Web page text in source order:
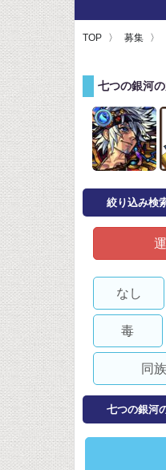
TOP 募集
七つの銀河
絞り込み検
なし
毒
同
七つの銀河